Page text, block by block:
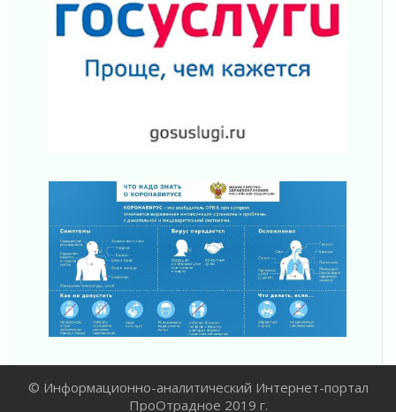
Готовность №1
02 августа 2026
Километровые столбы «Дороги жизни»
отправили на реставрацию
Ленобласть внедрила передовую подготовку
операторов БПЛА
В Ивангороде появилась «Избушка-
воробушка»
Юхла, мука, кантеле и Водяной
01 августа 2026
Лето катится с горки
01 августа 2026
В Ленобласти открылась экспозиция к 150-
летию Билибина
Лето без гаджетов
© Информационно-аналитический Интернет-портал
ПроОтрадное 2019 г.